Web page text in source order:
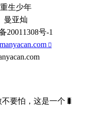
重生少年
曼亚灿
20011308号-1
要怕，这是一个🐛